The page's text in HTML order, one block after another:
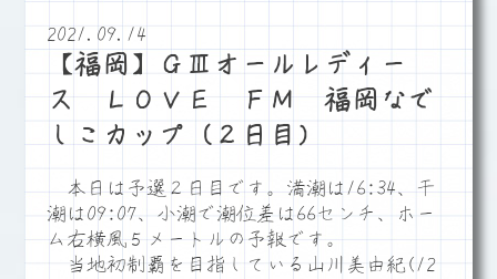
2021.09.14
【福岡】ＧⅢオールレディー
ス ＬＯＶＥ ＦＭ 福岡なで
しこカップ（２日目）
本日は予選２日目です。満潮は16:34、干
潮は09:07、小潮で潮位差は66センチ、ホー
ム右横風５メートルの予報です。
当地初制覇を目指している山川美由紀(12